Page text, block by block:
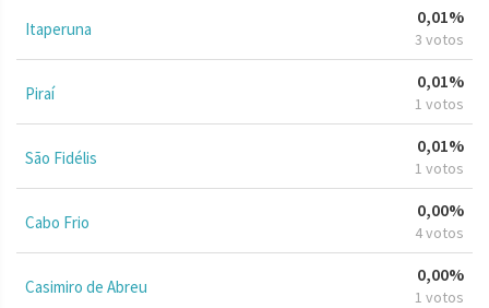
Itaperuna
0,01%
3 votos
Piraí
0,01%
1 votos
São Fidélis
0,01%
1 votos
Cabo Frio
0,00%
4 votos
Casimiro de Abreu
0,00%
1 votos